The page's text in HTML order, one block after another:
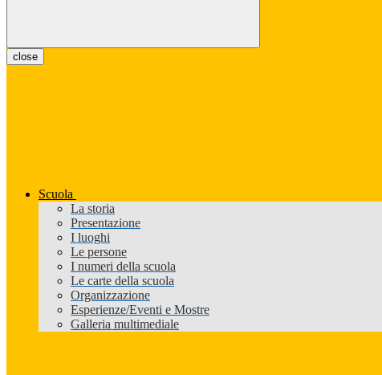
close
Scuola
La storia
Presentazione
I luoghi
Le persone
I numeri della scuola
Le carte della scuola
Organizzazione
Esperienze/Eventi e Mostre
Galleria multimediale